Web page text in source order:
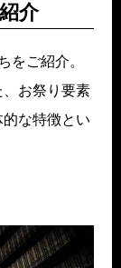
介
をご紹介。
お祭り要素
な特徴とい